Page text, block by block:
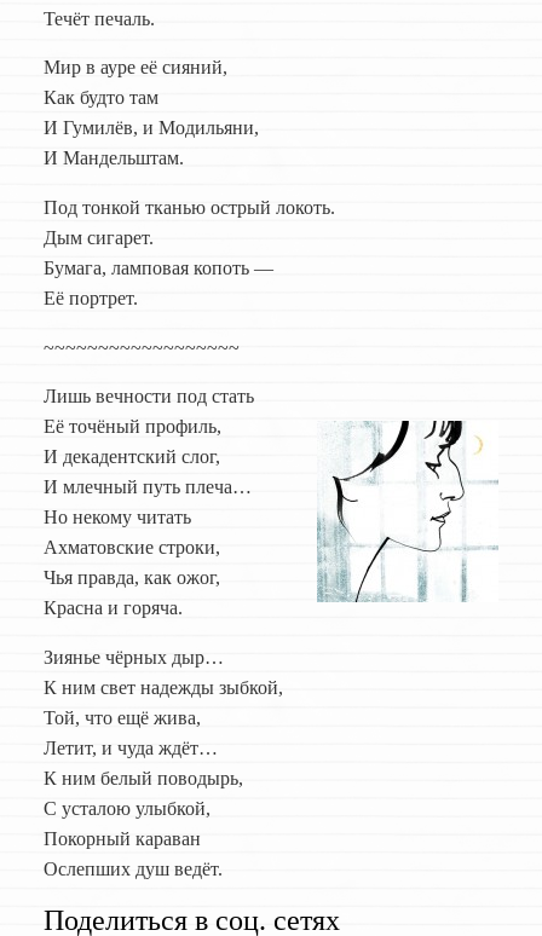
Течёт печаль.
Мир в ауре её сияний,
Как будто там
И Гумилёв, и Модильяни,
И Мандельштам.
Под тонкой тканью острый локоть.
Дым сигарет.
Бумага, ламповая копоть —
Её портрет.
~~~~~~~~~~~~~~~~~~
Лишь вечности под стать
Её точёный профиль,
И декадентский слог,
И млечный путь плеча…
Но некому читать
Ахматовские строки,
Чья правда, как ожог,
Красна и горяча.
Зиянье чёрных дыр…
К ним свет надежды зыбкой,
Той, что ещё жива,
Летит, и чуда ждёт…
К ним белый поводырь,
С усталою улыбкой,
Покорный караван
Ослепших душ ведёт.
Поделиться в соц. сетях